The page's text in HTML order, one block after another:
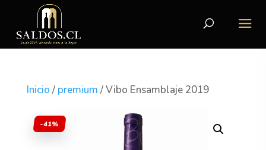
Inicio / premium / Vibo Ensamblaje 2019
-41%